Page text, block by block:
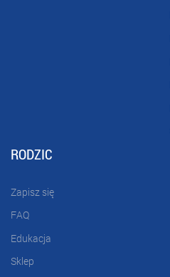
RODZIC
Zapisz się
FAQ
Edukacja
Sklep